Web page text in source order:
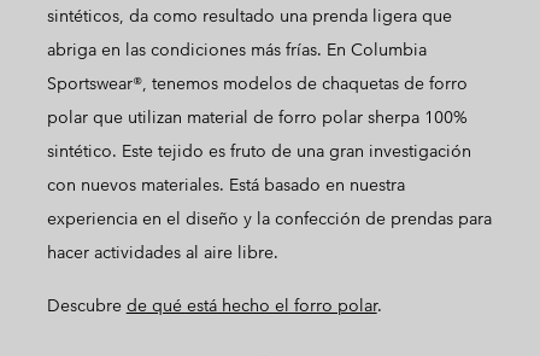
sintéticos, da como resultado una prenda ligera que
abriga en las condiciones más frías. En Columbia
Sportswear®, tenemos modelos de chaquetas de forro
polar que utilizan material de forro polar sherpa 100%
sintético. Este tejido es fruto de una gran investigación
con nuevos materiales. Está basado en nuestra
experiencia en el diseño y la confección de prendas para
hacer actividades al aire libre.
Descubre de qué está hecho el forro polar.